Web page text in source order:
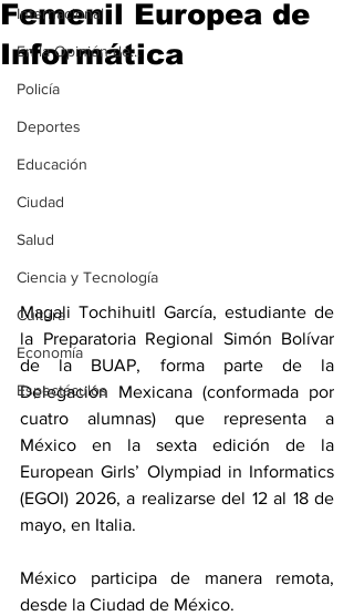
Internacional
En la Opinión de...
Policía
Deportes
Educación
Ciudad
Salud
Ciencia y Tecnología
Cultura
Economía
Espectáculos
Femenil Europea de
Informática
Magali Tochihuitl García, estudiante de
la Preparatoria Regional Simón Bolívar
de la BUAP, forma parte de la
Delegación Mexicana (conformada por
cuatro alumnas) que representa a
México en la sexta edición de la
European Girls’ Olympiad in Informatics
(EGOI) 2026, a realizarse del 12 al 18 de
mayo, en Italia.
México participa de manera remota,
desde la Ciudad de México.